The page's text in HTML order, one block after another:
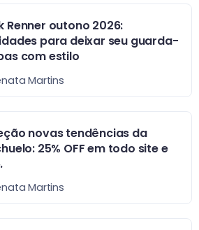
Renner outono 2026:
para deixar seu guarda-
com estilo
Martins
novas tendências da
25% OFF em todo site e
Martins